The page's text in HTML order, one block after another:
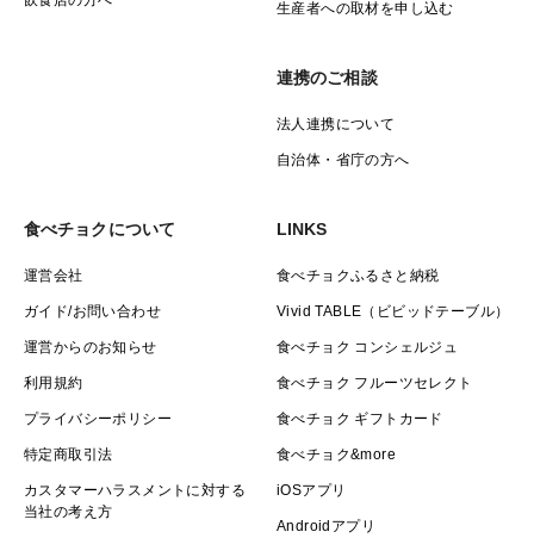
生産者への取材を申し込む
連携のご相談
法人連携について
自治体・省庁の方へ
食べチョクについて
運営会社
ガイド/お問い合わせ
運営からのお知らせ
利用規約
プライバシーポリシー
特定商取引法
カスタマーハラスメントに対する
当社の考え方
LINKS
食べチョクふるさと納税
Vivid TABLE（ビビッドテーブル）
食べチョク コンシェルジュ
食べチョク フルーツセレクト
食べチョク ギフトカード
食べチョク&more
iOSアプリ
Androidアプリ